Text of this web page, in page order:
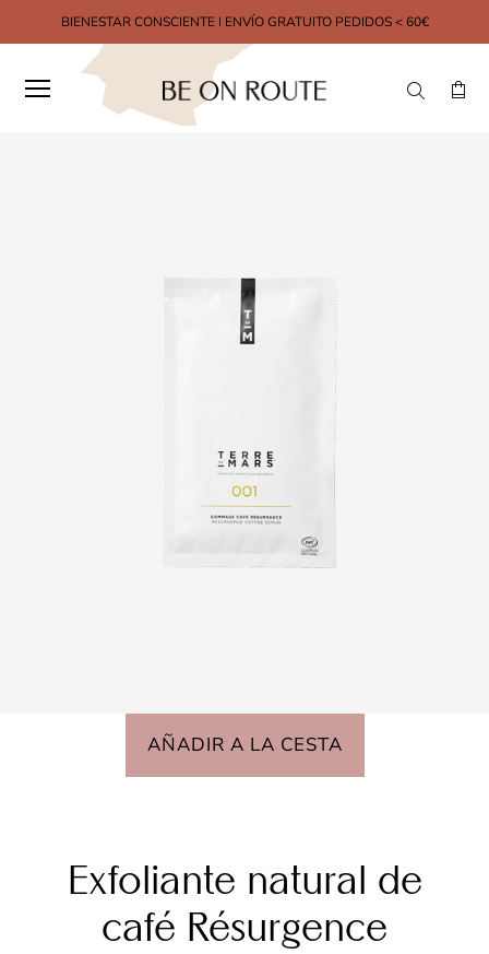
BIENESTAR CONSCIENTE I ENVÍO GRATUITO PEDIDOS < 60€
AÑADIR A LA CESTA
Exfoliante natural de
café Résurgence